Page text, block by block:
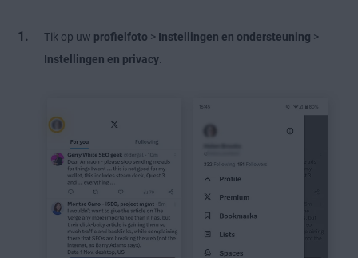
Tik op uw profielfoto > Instellingen en ondersteuning >
Instellingen en privacy.